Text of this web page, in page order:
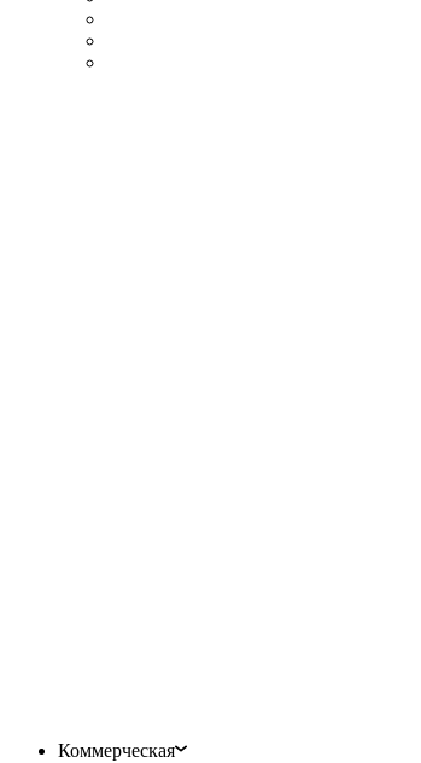
Коммерческая